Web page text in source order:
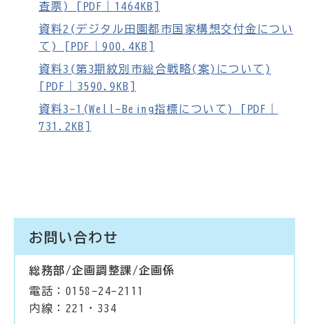
査票) [PDF｜1464KB]
資料2(デジタル田園都市国家構想交付金につい
て) [PDF｜900.4KB]
資料3(第3期紋別市総合戦略(案)について)
[PDF｜3590.9KB]
資料3-1(Well-Being指標について) [PDF｜
731.2KB]
お問い合わせ
総務部/企画調整課/企画係
電話：0158-24-2111
内線：221・334